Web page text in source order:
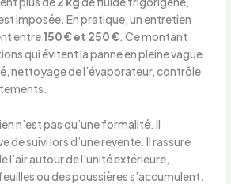
imposée. En pratique, un entretien
entre150 € et 250 €. Ce montant
qui évitent la panne en pleine vague
nettoyage de l’évaporateur, contrôle
n’est pas qu’une formalité. Il
de suivi lors d’une revente. Il rassure
l’air autour de l’unité extérieure,
ou des poussières s’accumulent.